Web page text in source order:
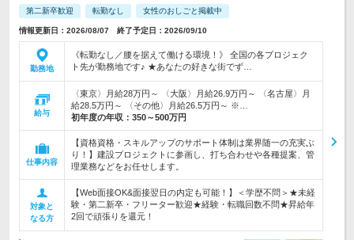
第二新卒歓迎 転勤なし 女性のおしごと掲載中
情報更新日：2026/08/07 終了予定日：2026/09/10
勤務地
《転勤なし／腰を据えて働ける環境！》 全国の各プロジェク
ト先が勤務地です♪ ★あなたの好きな街でず…
給与
〈東京〉月給28万円～ 〈大阪〉月給26.9万円～ 〈名古屋〉月
給28.5万円～ 〈その他〉月給26.5万円～ ※…
初年度の年収： 350～500万円
仕事内容
【資格資格・スキルアップのサポート体制は業界随一の充実ぶ
り！】建設プロジェクトに参画し、打ち合わせや各種提案、管
理業務などをお任せします。
対象と
なる方
【Web面接OK&面接翌日の内定も可能！】＜学歴不問＞★未経
験・第二新卒・フリーター歓迎★経験・転職回数不問★昇給年
2回で頑張りを還元！